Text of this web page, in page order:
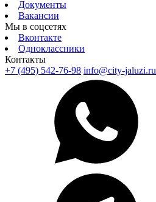
Документы
Вакансии
Мы в соцсетях
Вконтакте
Одноклассники
Контакты
+7 (495) 542-76-98 info@city-jaluzi.ru